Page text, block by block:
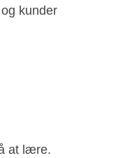
og kunder
at lære.